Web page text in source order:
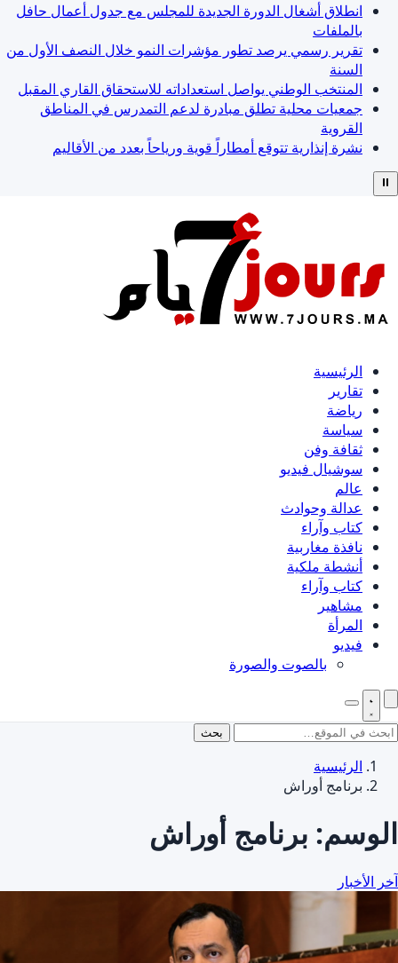
انطلاق أشغال الدورة الجديدة للمجلس مع جدول أعمال حافل
بالملفات
تقرير رسمي يرصد تطور مؤشرات النمو خلال النصف الأول من
السنة
المنتخب الوطني يواصل استعداداته للاستحقاق القاري المقبل
جمعيات محلية تطلق مبادرة لدعم التمدرس في المناطق
القروية
نشرة إنذارية تتوقع أمطاراً قوية ورياحاً بعدد من الأقاليم
⏸
الرئيسية
تقارير
رياضة
سياسة
ثقافة وفن
سوشيال فيديو
عالم
عدالة وحوادث
كتاب وآراء
نافذة مغاربية
أنشطة ملكية
كتاب وآراء
مشاهير
المرأة
فيديو
بالصوت والصورة
بحث
الرئيسية
برنامج أوراش
الوسم: برنامج أوراش
آخر الأخبار